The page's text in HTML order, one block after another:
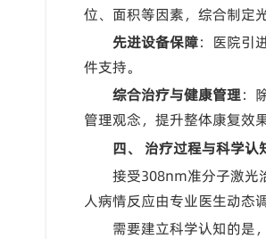
位、面积等因素，综合制定
先进设备保障：医院引
件支持。
综合治疗与健康管理：
管理观念，提升整体康复效果
四、 治疗过程与科学认
接受308nm准分子激光
人病情反应由专业医生动态
需要建立科学认知的是